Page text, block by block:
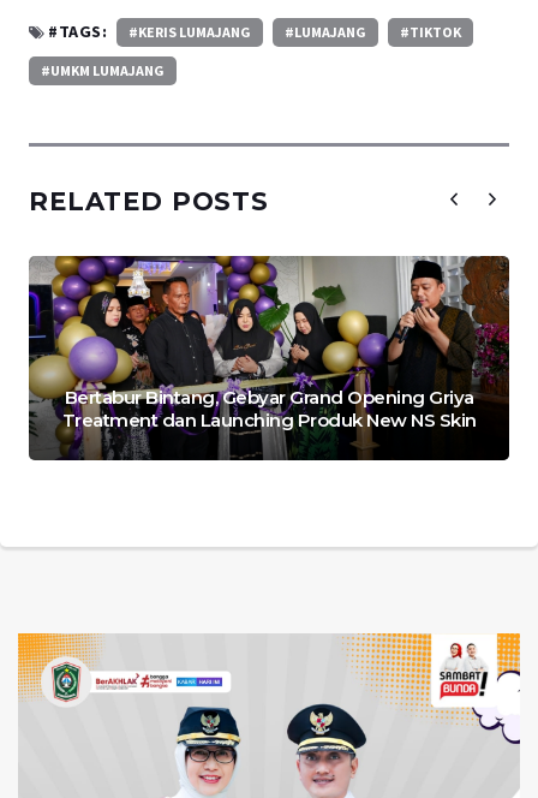
#TAGS: #KERIS LUMAJANG #LUMAJANG #TIKTOK
#UMKM LUMAJANG
RELATED POSTS
Bertabur Bintang, Gebyar Grand Opening Griya
Treatment dan Launching Produk New NS Skin